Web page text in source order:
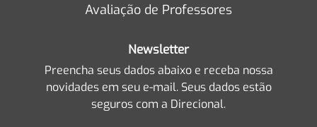
Avaliação de Professores
Newsletter
Preencha seus dados abaixo e receba nossa
novidades em seu e-mail. Seus dados estão
seguros com a Direcional.